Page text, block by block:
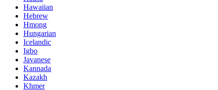
Hawaiian
Hebrew
Hmong
Hungarian
Icelandic
Igbo
Javanese
Kannada
Kazakh
Khmer